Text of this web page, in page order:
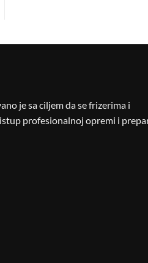
je sa ciljem da se frizerima i
profesionalnoj opremi i